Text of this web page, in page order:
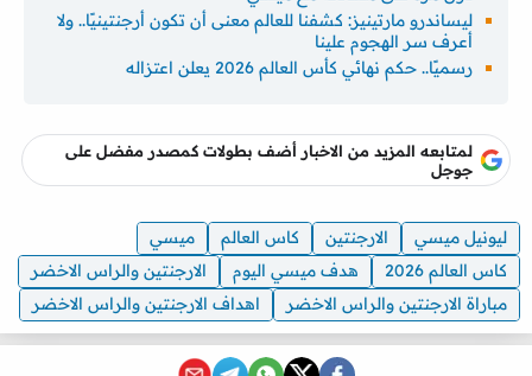
ليساندرو مارتينيز: كشفنا للعالم معنى أن تكون أرجنتينيًا.. ولا
أعرف سر الهجوم علينا
رسميًا.. حكم نهائي كأس العالم 2026 يعلن اعتزاله
لمتابعه المزيد من الاخبار أضف بطولات كمصدر مفضل على
جوجل
ليونيل ميسي الارجنتين كاس العالم
ميسي
كاس العالم 2026
هدف ميسي اليوم
الارجنتين والراس الاخضر
مباراة الارجنتين والراس الاخضر
اهداف الارجنتين والراس الاخضر